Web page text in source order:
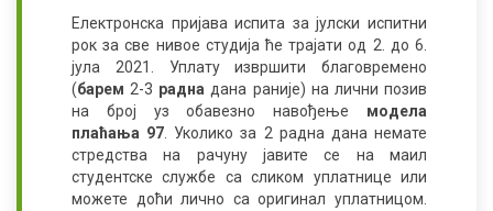
Електронска пријава испита за јулски испитни
рок за све нивое студија ће трајати од 2. до 6.
јула 2021. Уплату извршити благовремено
(барем 2-3 радна дана раније) на лични позив
на број уз обавезно навођење модела
плаћања 97 . Уколико за 2 радна дана немате
стредства на рачуну јавите се на маил
студентске службе са сликом уплатнице или
можете доћи лично са оригинал уплатницом.